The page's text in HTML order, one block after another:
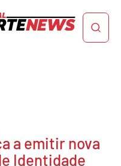
a emitir nova
Identidade